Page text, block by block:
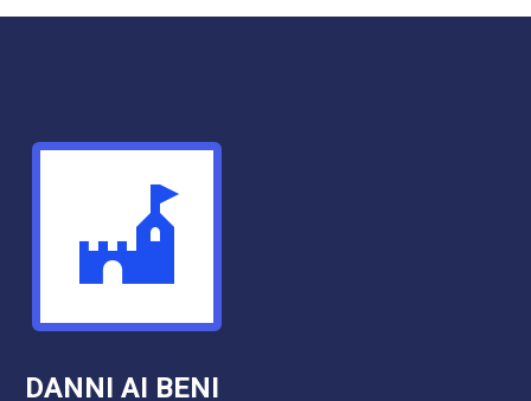


DANNI AI BENI